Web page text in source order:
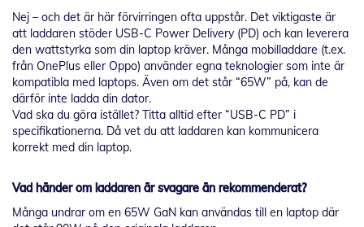
Nej – och det är här förvirringen ofta uppstår. Det viktigaste är
att laddaren stöder USB-C Power Delivery (PD) och kan leverera
den wattstyrka som din laptop kräver. Många mobilladdare (t.ex.
från OnePlus eller Oppo) använder egna teknologier som inte är
kompatibla med laptops. Även om det står “65W” på, kan de
därför inte ladda din dator.
Vad ska du göra istället? Titta alltid efter “USB-C PD” i
specifikationerna. Då vet du att laddaren kan kommunicera
korrekt med din laptop.
Vad händer om laddaren är svagare än rekommenderat?
Många undrar om en 65W GaN kan användas till en laptop där